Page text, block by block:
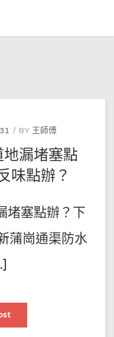
BY 王師傅
漏堵塞點
味點辦？
堵塞點辦？下
蒲崗通渠防水
澳
通